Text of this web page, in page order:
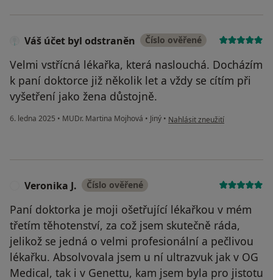
Váš účet byl odstraněn Číslo ověřené
Velmi vstřícná lékařka, která naslouchá. Docházím
k paní doktorce již několik let a vždy se cítím při
vyšetření jako žena důstojně.
6. ledna 2025 • MUDr. Martina Mojhová • Jiný • podle názoru uživatele Váš
Nahlásit zneužití
Veronika J. Číslo ověřené
Paní doktorka je moji ošetřující lékařkou v mém
třetím těhotenství, za což jsem skutečně ráda,
jelikož se jedná o velmi profesionální a pečlivou
lékařku. Absolvovala jsem u ní ultrazvuk jak v OG
Medical, tak i v Genettu, kam jsem byla pro jistotu